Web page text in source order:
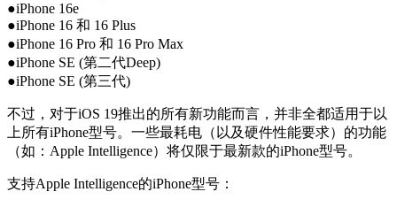
●iPhone 16e
●iPhone 16 和 16 Plus
●iPhone 16 Pro 和 16 Pro Max
●iPhone SE (第二代Deep)
●iPhone SE (第三代)
不过，对于iOS 19推出的所有新功能而言，并非全都适用于以
上所有iPhone型号。一些最耗电（以及硬件性能要求）的功能
（如：Apple Intelligence）将仅限于最新款的iPhone型号。
支持Apple Intelligence的iPhone型号：